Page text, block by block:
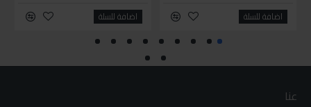
اضافة للسلة اضافة للسلة
عنا